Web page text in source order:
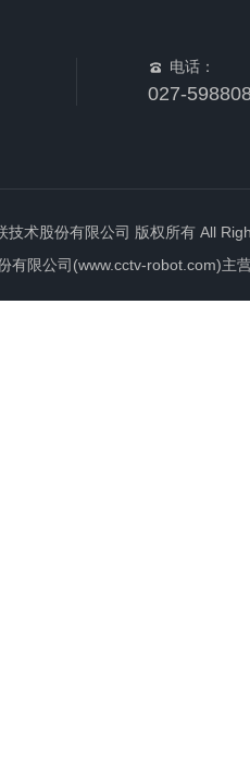
电话：
027-
技术股份有限公司 版权所有 All
有限公司(www.cctv-robot.com)主